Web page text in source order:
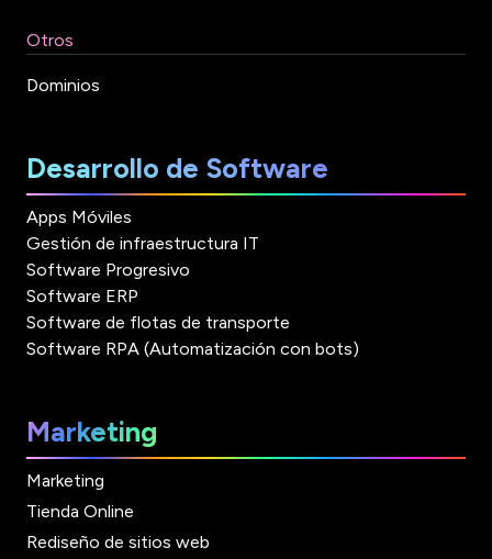
Otros
Dominios
Desarrollo de Software
Apps Móviles
Gestión de infraestructura IT
Software Progresivo
Software ERP
Software de flotas de transporte
Software RPA (Automatización con bots)
Marketing
Marketing
Tienda Online
Rediseño de sitios web